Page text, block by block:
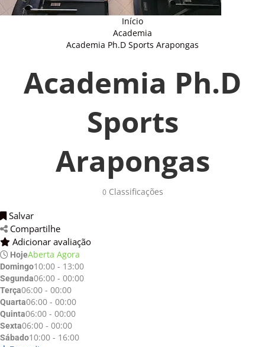
Início
Academia
Academia Ph.D Sports Arapongas
Academia Ph.D
Sports
Arapongas
0Classificações
Salvar
Compartilhe
Adicionar avaliação
HojeAberta Agora
Domingo10:00 - 13:00
Segunda06:00 - 00:00
Terça06:00 - 00:00
Quarta06:00 - 00:00
Quinta06:00 - 00:00
Sexta06:00 - 00:00
Sábado10:00 - 16:00